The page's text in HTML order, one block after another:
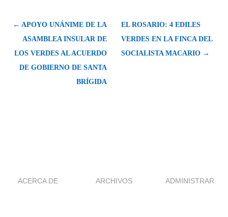
← APOYO UNÁNIME DE LA
ASAMBLEA INSULAR DE
LOS VERDES AL ACUERDO
DE GOBIERNO DE SANTA
BRÍGIDA
EL ROSARIO: 4 EDILES
VERDES EN LA FINCA DEL
SOCIALISTA MACARIO →
ACERCA DE ARCHIVOS ADMINISTRAR